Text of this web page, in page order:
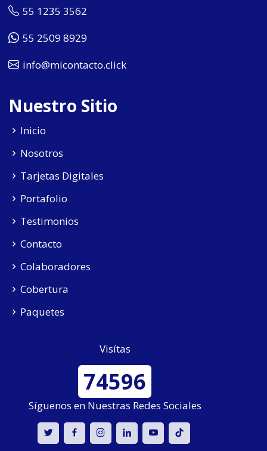
55 1235 3562
55 2509 8929
info@micontacto.click
Nuestro Sitio
Inicio
Nosotros
Tarjetas Digitales
Portafolio
Testimonios
Contacto
Colaboradores
Cobertura
Paquetes
Visítas
74596
Síguenos en Nuestras Redes Sociales